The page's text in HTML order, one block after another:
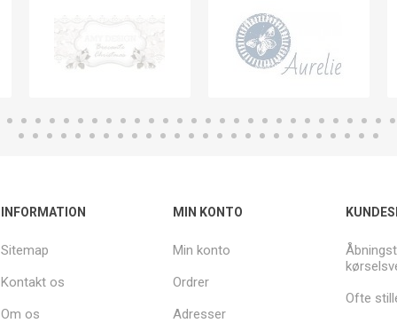
INFORMATION
Sitemap
Kontakt os
Om os
MIN KONTO
Min konto
Ordrer
Adresser
Ofte